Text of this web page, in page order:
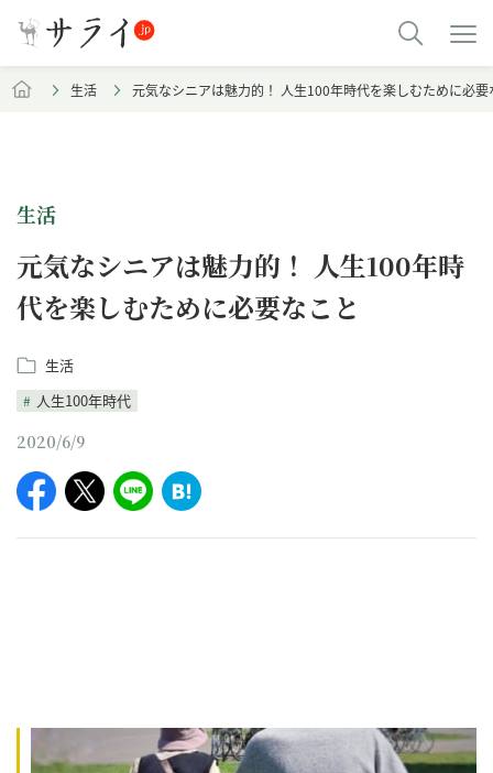
生活 元気なシニアは魅力的！ 人生100年時代を楽しむために必要
生活
元気なシニアは魅力的！ 人生100年時
代を楽しむために必要なこと
生活
人生100年時代
2020/6/9